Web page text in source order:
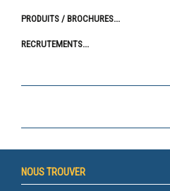
PRODUITS / BROCHURES
RECRUTEMENTS
NOUS TROUVER